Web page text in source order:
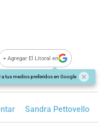
+ Agregar El Litoral en
a tus medios preferidos en Google
Sandra Pettovello